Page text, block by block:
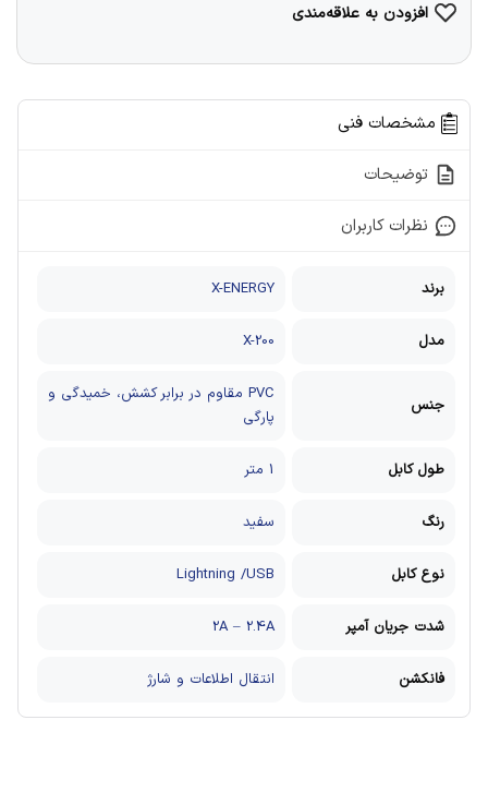
افزودن به علاقه‌مندی
مشخصات فنی
توضیحات
نظرات کاربران
برند X-ENERGY
مدل X-200
جنس
PVC مقاوم در برابر کشش، خمیدگی و
پارگی
طول کابل 1 متر
رنگ سفید
نوع کابل Lightning /USB
شدت جریان آمپر 2A – 2.4A
فانکشن انتقال اطلاعات و شارژ